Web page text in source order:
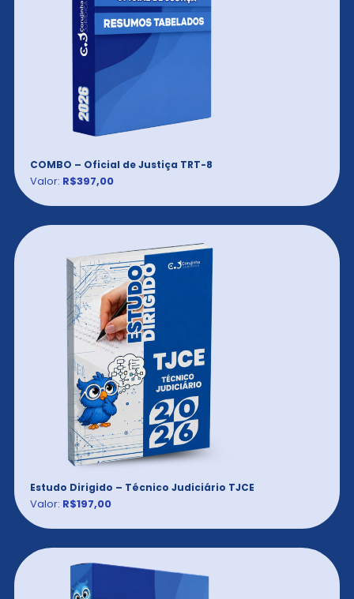
COMBO – Oficial de Justiça TRT-8
Valor: R$397,00
Estudo Dirigido – Técnico Judiciário TJCE
Valor: R$197,00